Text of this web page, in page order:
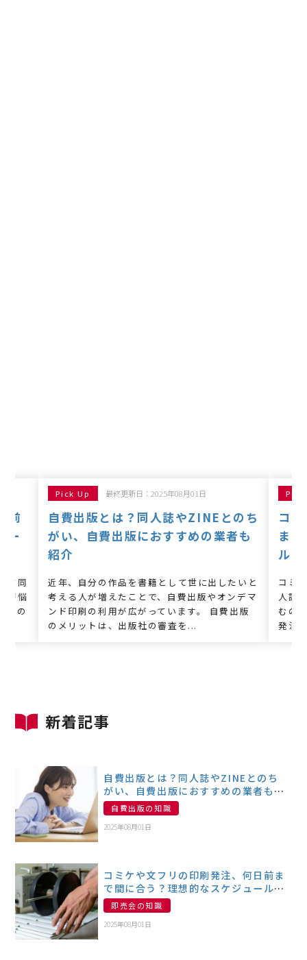
前
ー
て同
が悩
前の
Pick Up 最終更新日：2025年08月01日
自費出版とは？同人誌やZINEとのち
がい、自費出版におすすめの業者も
紹介
近年、自分の作品を書籍として世に出したいと
考える人が増えたことで、自費出版やオンデマ
ンド印刷の利用が広がっています。 自費出版
のメリットは、出版社の審査を...
Pick
コ
ま
ル
コミ
人誌
むの
発注
新着記事
自費出版とは？同人誌やZINEとのち
がい、自費出版におすすめの業者も紹
介自費出版の知識
2025年08月01日
コミケや文フリの印刷発注、何日前ま
で間に合う？理想的なスケジュールと
おすすめのネット印刷も紹介
即売会の知識
2025年08月01日